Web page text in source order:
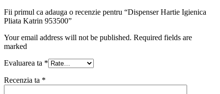
Fii primul ca adauga o recenzie pentru “Dispenser Hartie Igienica
Pliata Katrin 953500”
Your email address will not be published. Required fields are
marked
Evaluarea ta *
Recenzia ta *